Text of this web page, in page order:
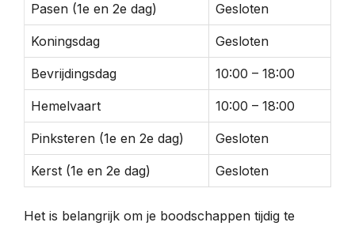
Pasen (1e en 2e dag) Gesloten
Koningsdag Gesloten
Bevrijdingsdag 10:00 – 18:00
Hemelvaart 10:00 – 18:00
Pinksteren (1e en 2e dag) Gesloten
Kerst (1e en 2e dag) Gesloten
Het is belangrijk om je boodschappen tijdig te